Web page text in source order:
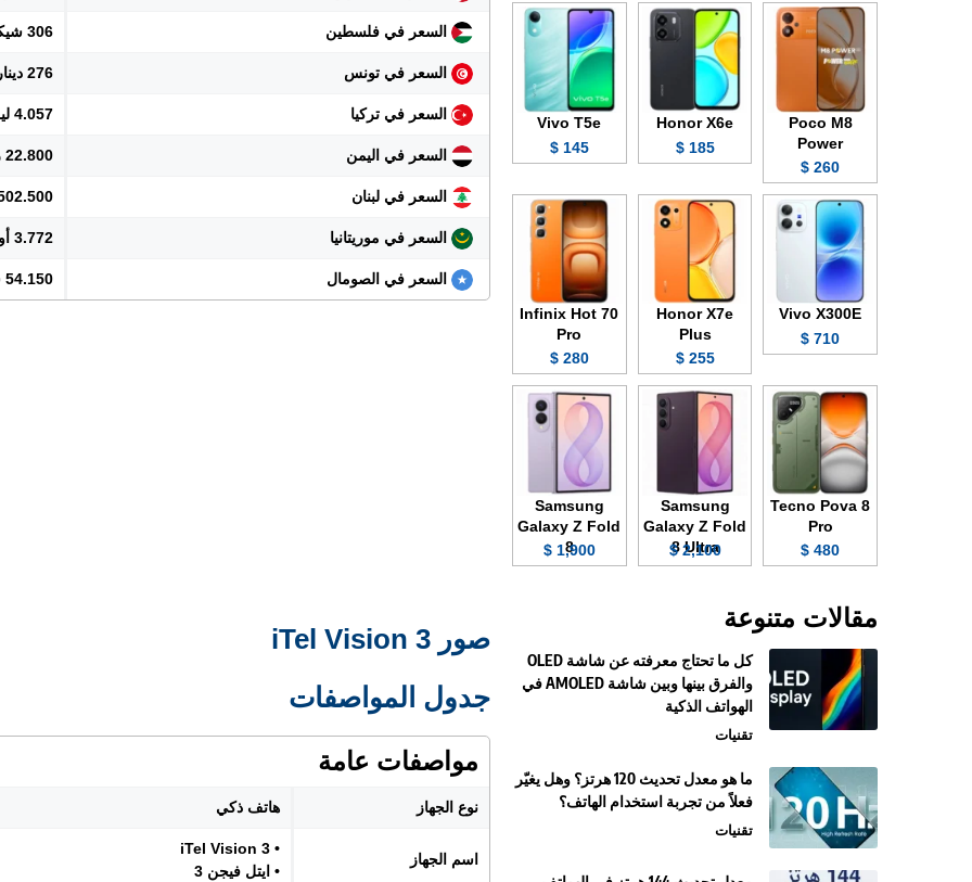
السعر في فلسطين 306 شيكل
السعر في تونس 276 دينار
السعر في تركيا 4.057 ليرة
السعر في اليمن 22.800 ريال
السعر في لبنان 8.502.500
السعر في موريتانيا 3.772 أوقية
السعر في الصومال 54.150 شلن
صور iTel Vision 3
جدول المواصفات
مواصفات عامة
نوع الجهاز هاتف ذكي
اسم الجهاز
• iTel Vision 3
• ايتل فيجن 3
Poco M8
Power
260 $
Honor X6e
185 $
Vivo T5e
145 $
Vivo X300E
710 $
Honor X7e
Plus
255 $
Infinix Hot 70
Pro
280 $
Tecno Pova 8
Pro
480 $
Samsung
Galaxy Z Fold
8 Ultra
2,100 $
Samsung
Galaxy Z Fold
8
1,900 $
مقالات متنوعة
كل ما تحتاج معرفته عن شاشة OLED
والفرق بينها وبين شاشة AMOLED في
الهواتف الذكية
تقنيات
ما هو معدل تحديث 120 هرتز؟ وهل يغيّر
فعلاً من تجربة استخدام الهاتف؟
تقنيات